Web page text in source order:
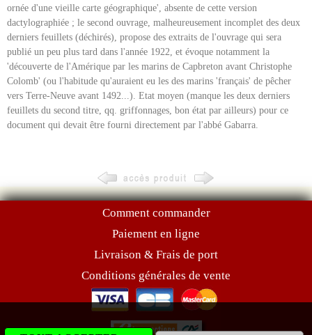
ornée d'une vieille carte géographique', absente de cette version
dactylographiée ; le second ouvrage, malheureusement incomplet des deux
derniers feuillets (déchirés), propose des extraits de l'ouvrage qui sera
publié un peu plus tard dans l'année 1922, et évoque notamment la
'découverte de l'Amérique par les marins de Capbreton avant Christophe
Colomb' (ou l'habitude qu'auraient eu les des marins 'français' de pêcher
vers Terre-Neuve avant 1492...). Etat moyen (manque les deux derniers
feuillets du second titre, qq. griffonnages, bon état par ailleurs) pour ce
document qui devait être fourni directement par l'abbé Gabarra.
Comment commander
Paiement en ligne
Livraison & Frais de port
Conditions générales de vente